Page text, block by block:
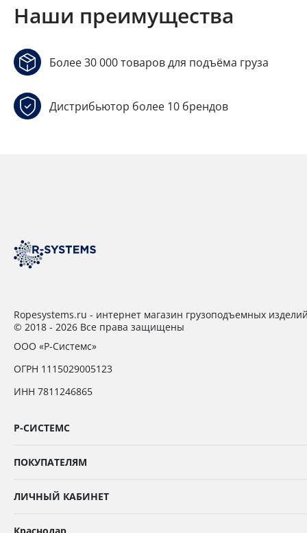
Наши преимущества
Более 30 000 товаров для подъёма груза
Дистрибьютор более 10 брендов
Ropesystems.ru - интернет магазин грузоподъемных
© 2018 - 2026 Все права защищены
ООО «Р-Системс»
ОГРН 1115029005123
ИНН 7811246865
Р-СИСТЕМС
ПОКУПАТЕЛЯМ
ЛИЧНЫЙ КАБИНЕТ